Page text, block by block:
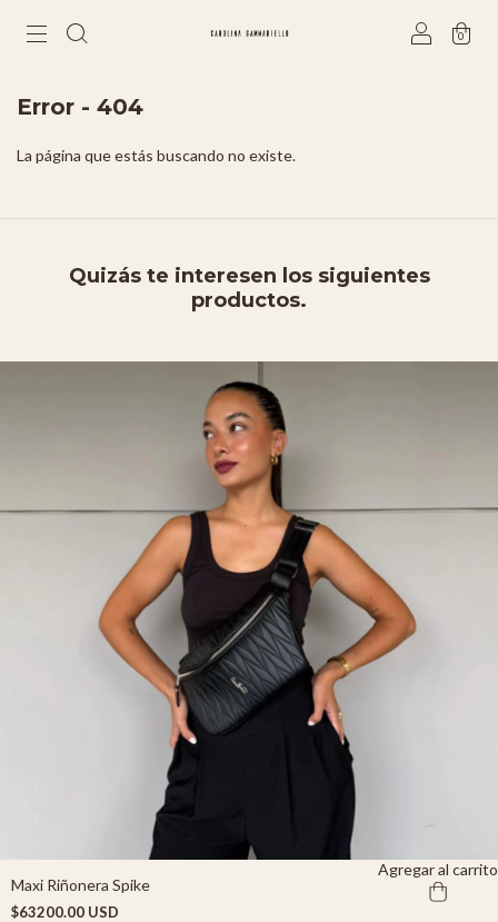
0
Error - 404
La página que estás buscando no existe.
Quizás te interesen los siguientes
productos.
Maxi Riñonera Spike
$63200.00 USD
Agregar al carrito